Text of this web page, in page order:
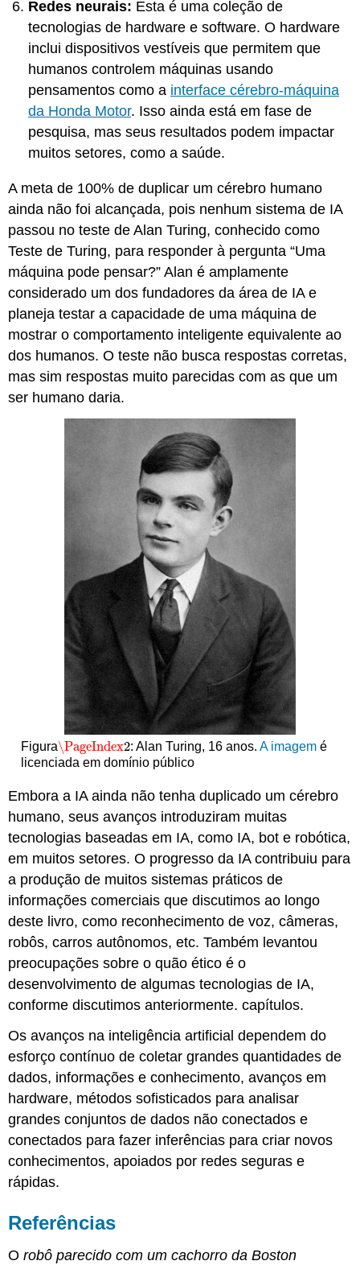
Redes neurais: Esta é uma coleção de
tecnologias de hardware e software. O hardware
inclui dispositivos vestíveis que permitem que
humanos controlem máquinas usando
pensamentos como a interface cérebro-máquina
da Honda Motor. Isso ainda está em fase de
pesquisa, mas seus resultados podem impactar
muitos setores, como a saúde.
A meta de 100% de duplicar um cérebro humano
ainda não foi alcançada, pois nenhum sistema de IA
passou no teste de Alan Turing, conhecido como
Teste de Turing, para responder à pergunta “Uma
máquina pode pensar?” Alan é amplamente
considerado um dos fundadores da área de IA e
planeja testar a capacidade de uma máquina de
mostrar o comportamento inteligente equivalente ao
dos humanos. O teste não busca respostas corretas,
mas sim respostas muito parecidas com as que um
ser humano daria.
Figura\PageIndex2
\PageIndex2: Alan Turing, 16 anos.A imagem é
licenciada em domínio público
Embora a IA ainda não tenha duplicado um cérebro
humano, seus avanços introduziram muitas
tecnologias baseadas em IA, como IA, bot e robótica,
em muitos setores. O progresso da IA contribuiu para
a produção de muitos sistemas práticos de
informações comerciais que discutimos ao longo
deste livro, como reconhecimento de voz, câmeras,
robôs, carros autônomos, etc. Também levantou
preocupações sobre o quão ético é o
desenvolvimento de algumas tecnologias de IA,
conforme discutimos anteriormente. capítulos.
Os avanços na inteligência artificial dependem do
esforço contínuo de coletar grandes quantidades de
dados, informações e conhecimento, avanços em
hardware, métodos sofisticados para analisar
grandes conjuntos de dados não conectados e
conectados para fazer inferências para criar novos
conhecimentos, apoiados por redes seguras e
rápidas.
Referências
Orobô parecido com um cachorro da Boston